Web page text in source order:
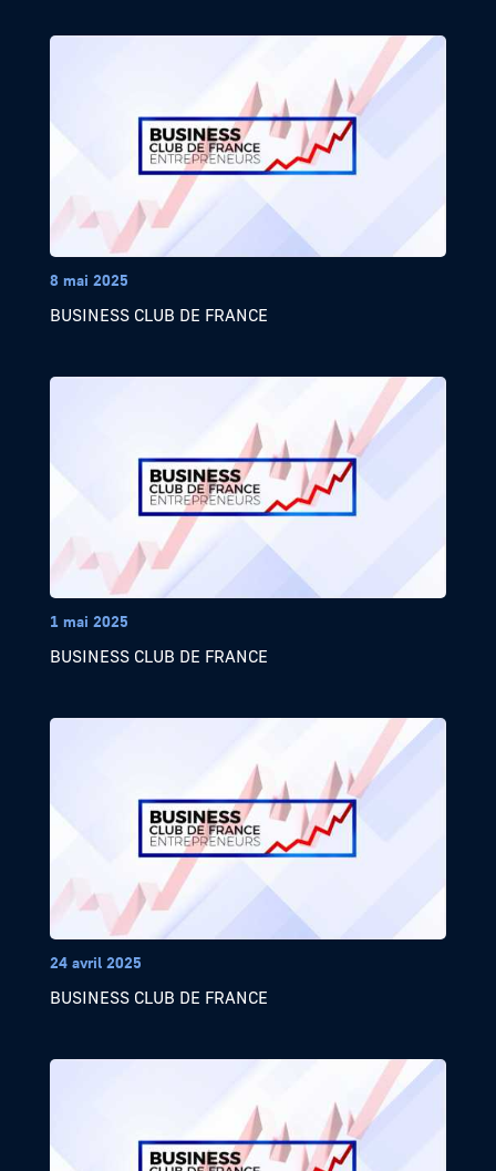
8 mai 2025
BUSINESS CLUB DE FRANCE
1 mai 2025
BUSINESS CLUB DE FRANCE
24 avril 2025
BUSINESS CLUB DE FRANCE